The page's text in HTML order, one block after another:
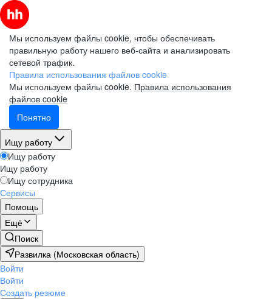
Мы используем файлы cookie, чтобы обеспечивать
правильную работу нашего веб-сайта и анализировать
сетевой трафик.
Правила использования файлов cookie
Мы используем файлы cookie. Правила использования
файлов cookie
Понятно
Ищу работу
Ищу работу
Ищу работу
Ищу сотрудника
Сервисы
Помощь
Ещё
Поиск
Развилка (Московская область)
Войти
Войти
Создать резюме